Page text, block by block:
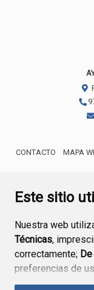
Este sitio
Nuestra web
Técnicas,
correctamente;
preferencias de
funcionamiento
CONTACTO MAPA